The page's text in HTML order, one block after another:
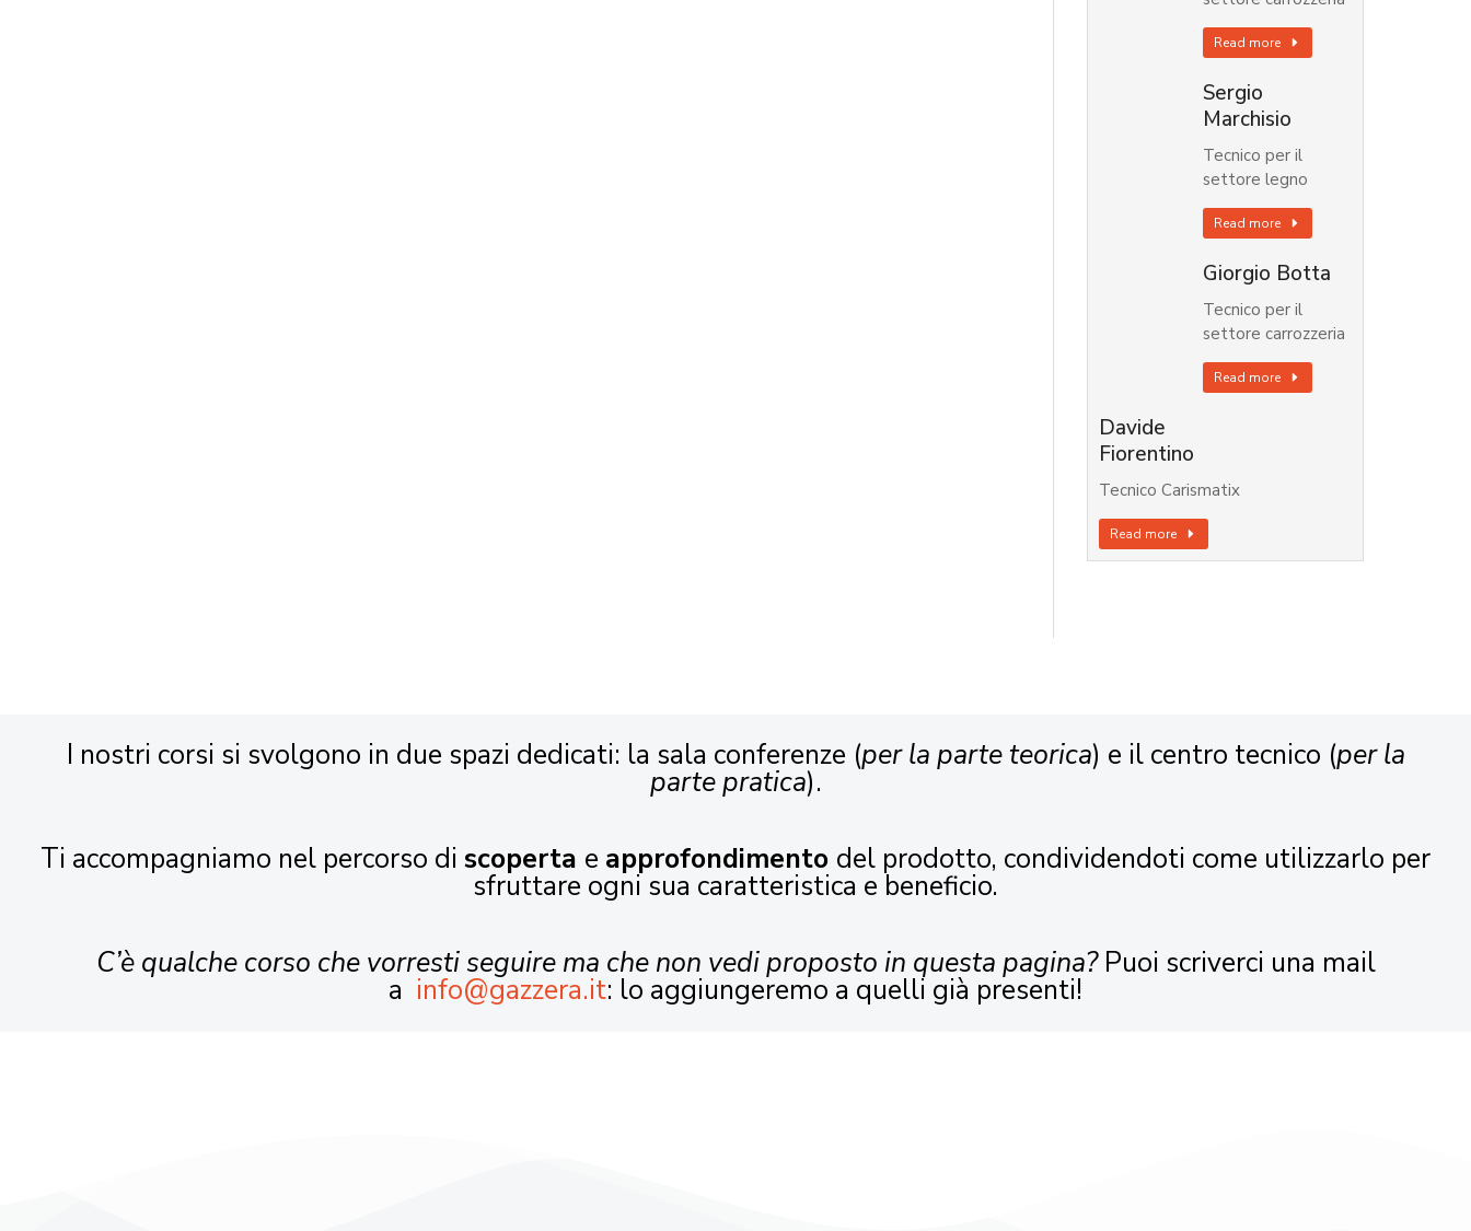
Read more
Sergio
Marchisio
Tecnico per il
settore legno
Read more
Giorgio Botta
Tecnico per il
settore carrozzeria
Read more
Davide
Fiorentino
Tecnico Carismatix
Read more
I nostri corsi si svolgono in due spazi dedicati: la sala conferenze (per la parte teorica) e il centro tecnico (per la
parte pratica).
Ti accompagniamo nel percorso di scoperta e approfondimento del prodotto, condividendoti come utilizzarlo per
sfruttare ogni sua caratteristica e beneficio.
C’è qualche corso che vorresti seguire ma che non vedi proposto in questa pagina?Puoi scriverci una mail
a info@gazzera.it: lo aggiungeremo a quelli già presenti!